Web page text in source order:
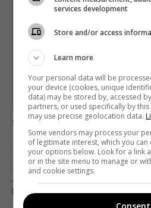
Щотижневий лист з
Пишемо з любов'ю
Предоставлено SendPulse
загрузка...
Предыдущий пост
«ИНТЕР» ПОКАЖЕТ
ПРОЕКТА «ОРЕЛ И РЕШКА.
services development
Store and/or access
Learn more
Your personal data will be
your device (cookies, unique
data) may be stored by, accessed
partners, or used specifically by
may use precise geolocation data.
Some vendors may process your
of legitimate interest, which you
your options below. Look for a link
or in the site menu to manage or
and cookie settings.